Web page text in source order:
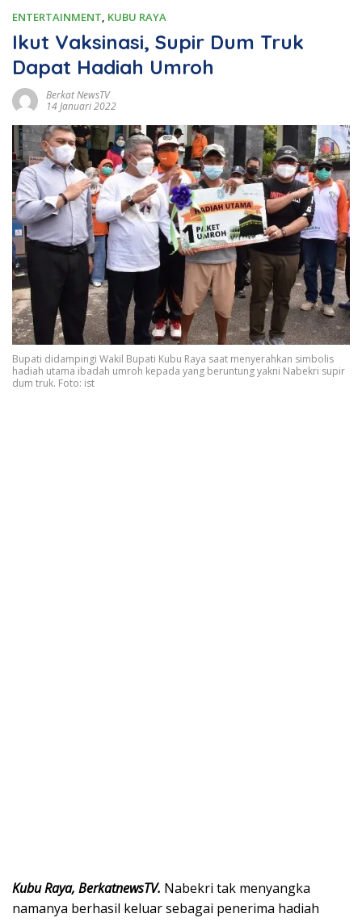
ENTERTAINMENT, KUBU RAYA
Ikut Vaksinasi, Supir Dum Truk
Dapat Hadiah Umroh
Berkat NewsTV
14 Januari 2022
Bupati didampingi Wakil Bupati Kubu Raya saat menyerahkan simbolis
hadiah utama ibadah umroh kepada yang beruntung yakni Nabekri supir
dum truk. Foto: ist
Kubu Raya, BerkatnewsTV. Nabekri tak menyangka
namanya berhasil keluar sebagai penerima hadiah